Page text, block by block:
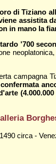
di Tiziano
assistita
in mano la
'700
campagna
circa -